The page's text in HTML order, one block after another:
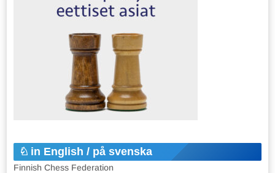
in English / på svenska
Finnish Chess Federation